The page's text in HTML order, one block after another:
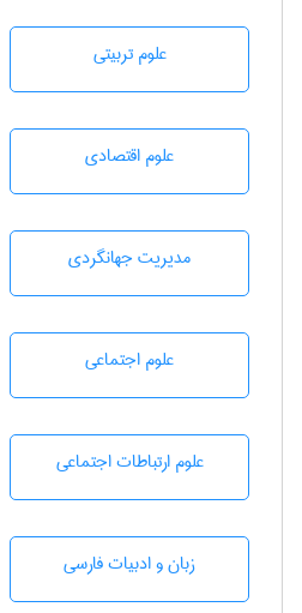
علوم تربيتی
علوم اقتصادی
مديريت جهانگردی
علوم اجتماعی
علوم ارتباطات اجتماعی
زبان و ادبيات فارسی